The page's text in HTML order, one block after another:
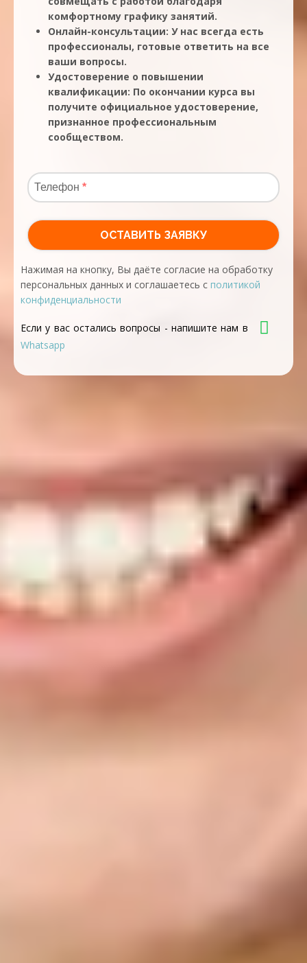
комфортному графику занятий.
Онлайн-консультации: У нас всегда есть
профессионалы, готовые ответить на все
ваши вопросы.
Удостоверение о повышении
квалификации: По окончании курса вы
получите официальное удостоверение,
признанное профессиональным
сообществом.
Нажимая на кнопку, Вы даёте согласие на обработку
персональных данных и соглашаетесь с политикой
конфиденциальности
Если у вас остались вопросы - напишите нам в
Whatsapp